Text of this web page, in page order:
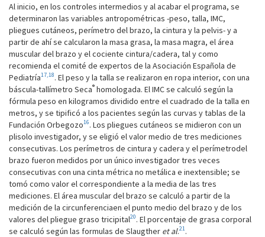
Al inicio, en los controles intermedios y al acabar el programa, se
determinaron las variables antropométricas -peso, talla, IMC,
pliegues cutáneos, perímetro del brazo, la cintura y la pelvis- y a
partir de ahí se calcularon la masa grasa, la masa magra, el área
muscular del brazo y el cociente cintura/cadera, tal y como
recomienda el comité de expertos de la Asociación Española de
Pediatría17,18. El peso y la talla se realizaron en ropa interior, con una
báscula-tallímetro Seca® homologada. El IMC se calculó según la
fórmula peso en kilogramos dividido entre el cuadrado de la talla en
metros, y se tipificó a los pacientes según las curvas y tablas de la
Fundación Orbegozo16. Los pliegues cutáneos se midieron con un
plisolo investigador, y se eligió el valor medio de tres mediciones
consecutivas. Los perímetros de cintura y cadera y el perímetrodel
brazo fueron medidos por un único investigador tres veces
consecutivas con una cinta métrica no metálica e inextensible; se
tomó como valor el correspondiente a la media de las tres
mediciones. El área muscular del brazo se calculó a partir de la
medición de la circunferenciaen el punto medio del brazo y de los
valores del pliegue graso tricipital20. El porcentaje de grasa corporal
se calculó según las formulas de Slaugther et al.21.